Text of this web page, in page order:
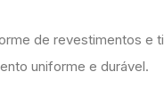
de revestimentos e
uniforme e durável.